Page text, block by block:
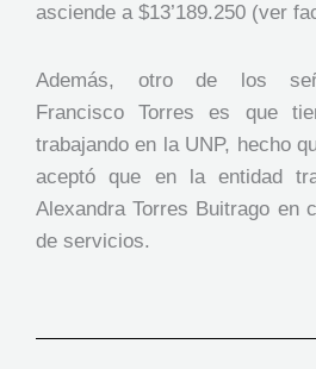
asciende a $13’189.250 (ver
Además, otro de los
Francisco Torres es que
trabajando en la UNP, hecho
aceptó que en la entidad
Alexandra Torres Buitrago en
de servicios.